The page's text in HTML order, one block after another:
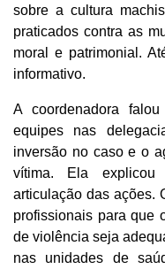
sobre a cultura
praticados contra as
moral e patrimonial.
informativo.
A coordenadora
equipes nas
inversão no caso e o
vítima. Ela
articulação das ações.
profissionais para que
de violência seja
nas unidades de